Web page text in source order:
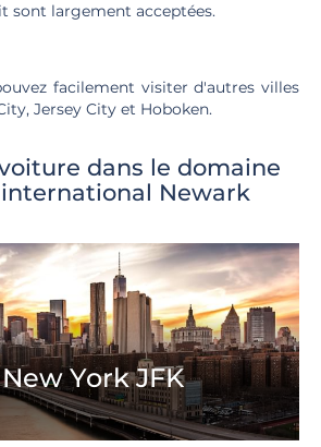
sont largement acceptées.
facilement visiter d'autres villes
Jersey City et Hoboken.
dans le domaine
Newark
York JFK